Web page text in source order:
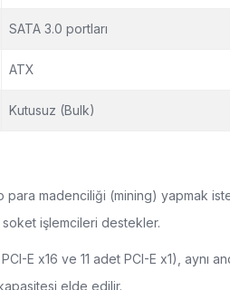
SATA 3.0 portları
ATX
Kutusuz (Bulk)
madenciliği (mining) yapmak
soket işlemcileri destekler.
E x16 ve 11 adet PCI-E x1), aynı
elde edilir.